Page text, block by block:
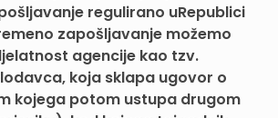
regulirano uRepublici
zapošljavanje možemo
agencije kao tzv.
koja sklapa ugovor o
kojega potom ustupa drugom